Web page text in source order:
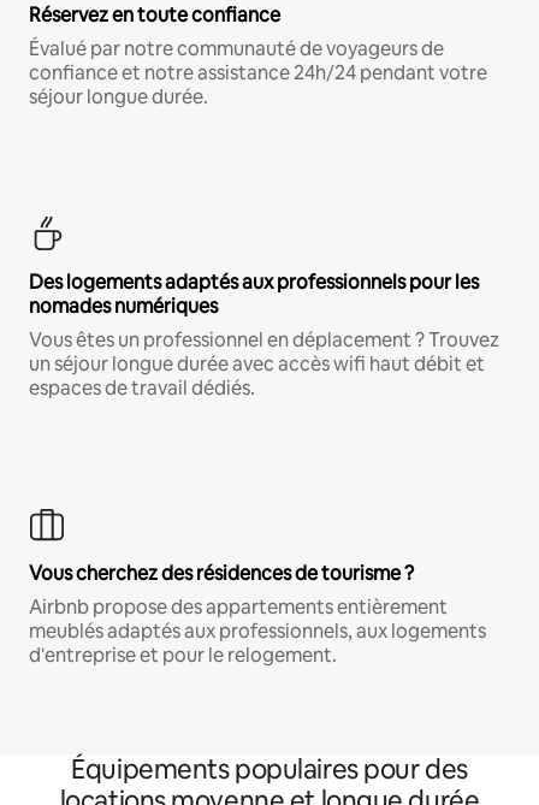
Réservez en toute confiance
Évalué par notre communauté de voyageurs de
confiance et notre assistance 24h/24 pendant votre
séjour longue durée.
Des logements adaptés aux professionnels pour les
nomades numériques
Vous êtes un professionnel en déplacement ? Trouvez
un séjour longue durée avec accès wifi haut débit et
espaces de travail dédiés.
Vous cherchez des résidences de tourisme ?
Airbnb propose des appartements entièrement
meublés adaptés aux professionnels, aux logements
d'entreprise et pour le relogement.
Équipements populaires pour des